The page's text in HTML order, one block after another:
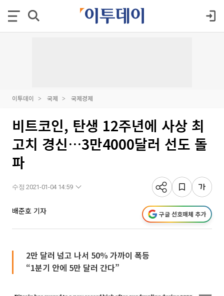
이투데이 국제 국제경제
비트코인, 탄생 12주년에 사상 최
고치 경신…3만4000달러 선도 돌
파
수정 2021-01-04 14:59
배준호 기자 구글 선호매체 추가
2만 달러 넘고 나서 50% 가까이 폭등
“1분기 안에 5만 달러 간다”